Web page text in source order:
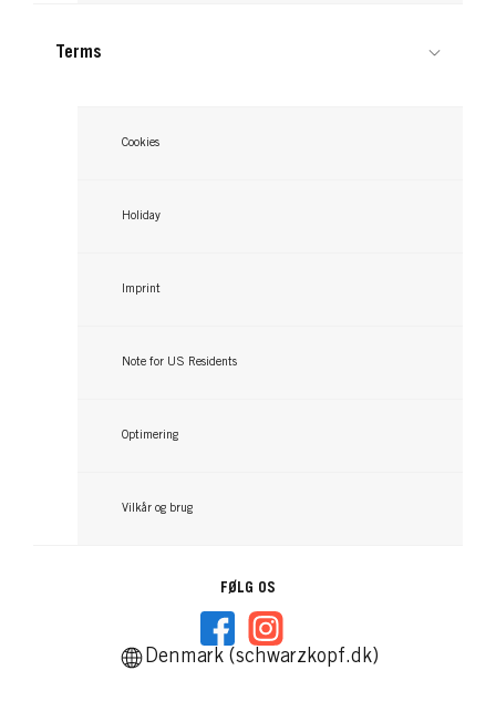
Terms
Cookies
Holiday
Imprint
Note for US Residents
Optimering
Vilkår og brug
FØLG OS
Denmark (schwarzkopf.dk)